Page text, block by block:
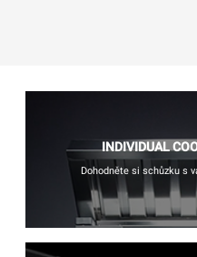
INDIVIDUAL
Dohodněte si schůzku s